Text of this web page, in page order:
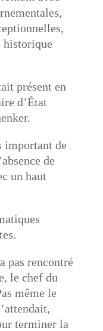
historique
présent en
d’État
important de
de
un haut
pas rencontré
le chef du
même le
terminer la